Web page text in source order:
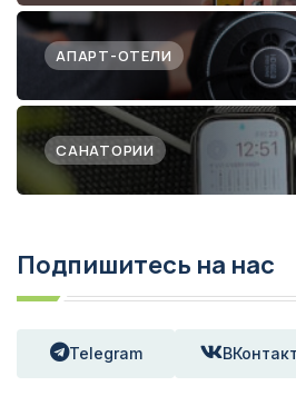
АПАРТ-ОТЕЛИ
САНАТОРИИ
Подпишитесь на нас
Telegram